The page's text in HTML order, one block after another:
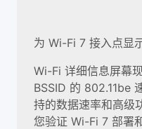
为 Wi-Fi 7 接入点显
Wi-Fi 详细信息屏幕
BSSID 的 802.11be
持的数据速率和高级
您验证 Wi-Fi 7 部署